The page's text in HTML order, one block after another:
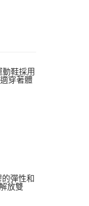
鞋採用
穿著體
彈性和
放雙